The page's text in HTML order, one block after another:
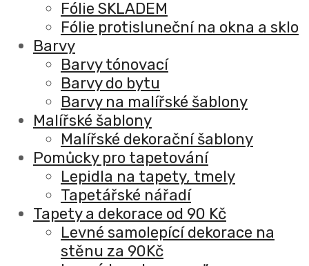
Fólie SKLADEM
Fólie protisluneční na okna a sklo
Barvy
Barvy tónovací
Barvy do bytu
Barvy na malířské šablony
Malířské šablony
Malířské dekorační šablony
Pomůcky pro tapetování
Lepidla na tapety, tmely
Tapetářské nářadí
Tapety a dekorace od 90 Kč
Levné samolepící dekorace na
stěnu za 90Kč